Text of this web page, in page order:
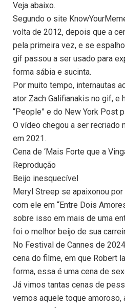
Veja abaixo.
Segundo o site
volta de 2012, depois que a
pela primeira vez, e se
gif passou a ser usado para
forma sábia e sucinta.
Por muito tempo, internautas
ator Zach Galifianakis no gif, e
“People” e do New York Post
O vídeo chegou a ser recriado
em 2021.
Cena de ‘Mais Forte que a
Reprodução
Beijo inesquecível
Meryl Streep se apaixonou
com ele em “Entre Dois
sobre isso em mais de uma
foi o melhor beijo de sua
No Festival de Cannes de
cena do filme, em que Robert
forma, essa é uma cena de
Já vimos tantas cenas de
vemos aquele toque amoroso,